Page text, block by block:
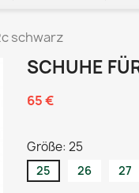
schwarz
SCHUHE
65 €
Größe: 25
25 26 27